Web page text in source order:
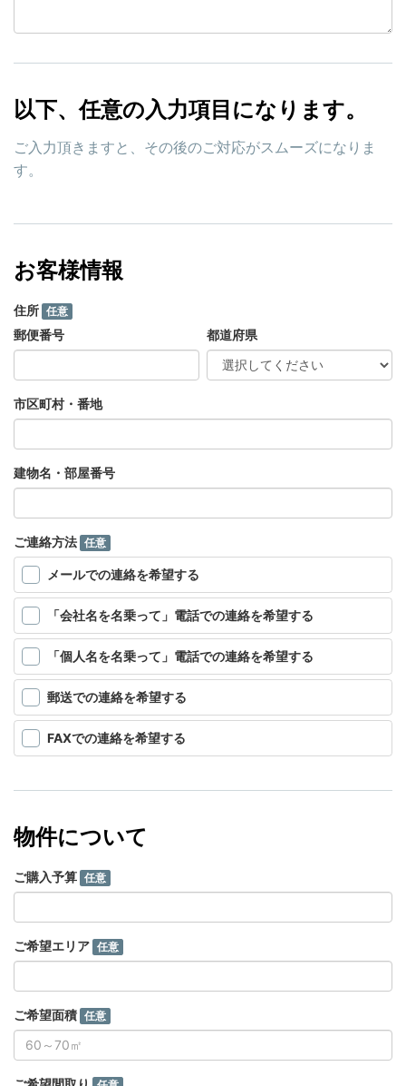
以下、任意の入力項目になります。
ご入力頂きますと、その後のご対応がスムーズになりま
す。
お客様情報
住所 任意
郵便番号 都道府県
市区町村・番地
建物名・部屋番号
ご連絡方法 任意
メールでの連絡を希望する
「会社名を名乗って」電話での連絡を希望する
「個人名を名乗って」電話での連絡を希望する
郵送での連絡を希望する
FAXでの連絡を希望する
物件について
ご購入予算 任意
ご希望エリア 任意
ご希望面積 任意